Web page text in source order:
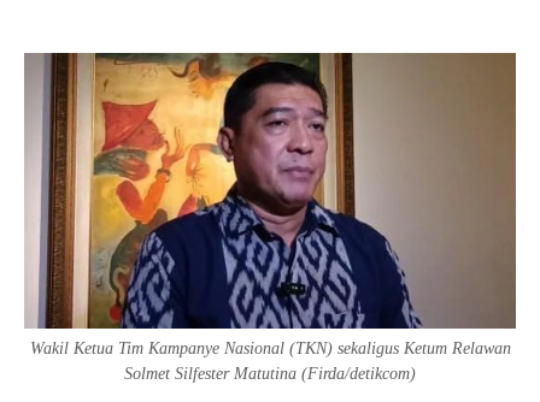
Wakil Ketua Tim Kampanye Nasional (TKN) sekaligus Ketum Relawan
Solmet Silfester Matutina (Firda/detikcom)